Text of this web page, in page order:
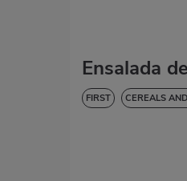
Ensalada
FIRST CEREALS